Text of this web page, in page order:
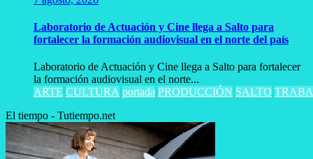
Laboratorio de Actuación y Cine llega a Salto para
fortalecer la formación audiovisual en el norte del país
Laboratorio de Actuación y Cine llega a Salto para fortalecer
la formación audiovisual en el norte...
ARTE CULTURA portada PRODUCCIÓN SALTO
El tiempo - Tutiempo.net